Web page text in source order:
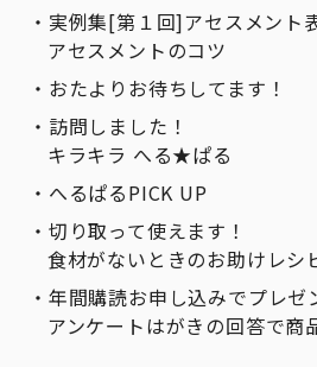
実例集[第１回]アセスメント
アセスメントのコツ
おたよりお待ちしてます！
訪問しました！
キラキラ へる★ぱる
へるぱるPICK UP
切り取って使えます！
食材がないときのお助けレシ
年間購読お申し込みでプレゼ
アンケートはがきの回答で商